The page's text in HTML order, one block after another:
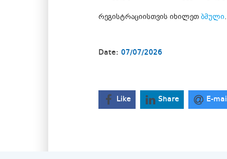
რეგისტრაციისთვის იხილეთ ბმული.
Date: 07/07/2026
Like Share E-mail